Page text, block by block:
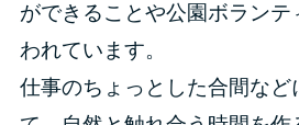
ができることや公園ボラン
われています。
仕事のちょっとした合間など